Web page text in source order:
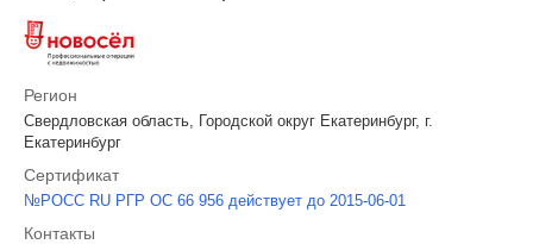
Регион
Свердловская область, Городской округ Екатеринбург, г.
Екатеринбург
Сертификат
№РОСС RU РГР ОС 66 956 действует до 2015-06-01
Контакты